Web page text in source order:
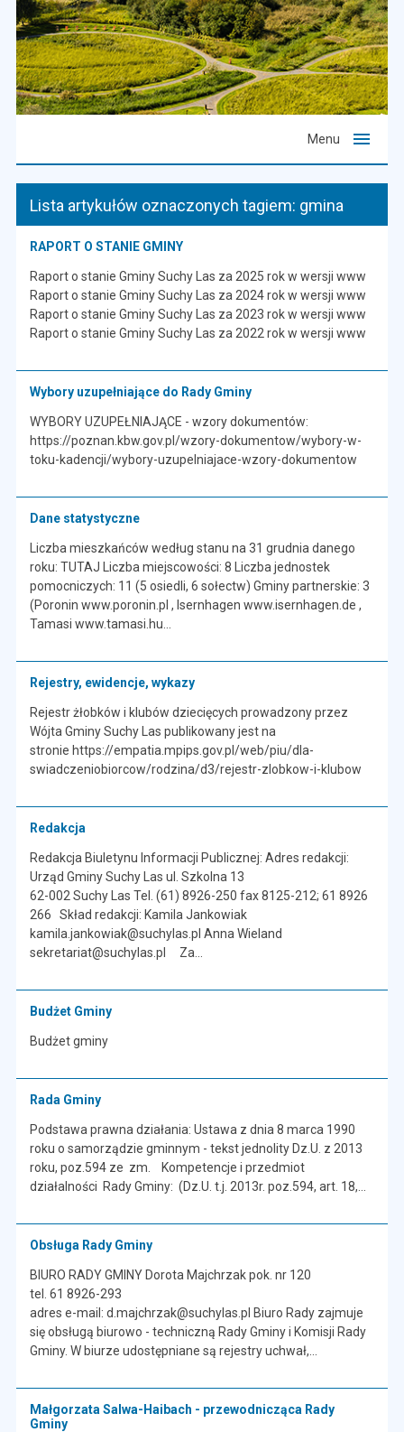
Menu
Lista artykułów oznaczonych tagiem: gmina
RAPORT O STANIE GMINY
Raport o stanie Gminy Suchy Las za 2025 rok w wersji www
Raport o stanie Gminy Suchy Las za 2024 rok w wersji www
Raport o stanie Gminy Suchy Las za 2023 rok w wersji www
Raport o stanie Gminy Suchy Las za 2022 rok w wersji www
Wybory uzupełniające do Rady Gminy
WYBORY UZUPEŁNIAJĄCE - wzory dokumentów:
https://poznan.kbw.gov.pl/wzory-dokumentow/wybory-w-
toku-kadencji/wybory-uzupelniajace-wzory-dokumentow
Dane statystyczne
Liczba mieszkańców według stanu na 31 grudnia danego
roku: TUTAJ Liczba miejscowości: 8 Liczba jednostek
pomocniczych: 11 (5 osiedli, 6 sołectw) Gminy partnerskie: 3
(Poronin www.poronin.pl , Isernhagen www.isernhagen.de ,
Tamasi www.tamasi.hu...
Rejestry, ewidencje, wykazy
Rejestr żłobków i klubów dziecięcych prowadzony przez
Wójta Gminy Suchy Las publikowany jest na
stronie https://empatia.mpips.gov.pl/web/piu/dla-
swiadczeniobiorcow/rodzina/d3/rejestr-zlobkow-i-klubow
Redakcja
Redakcja Biuletynu Informacji Publicznej: Adres redakcji:
Urząd Gminy Suchy Las ul. Szkolna 13
62-002 Suchy Las Tel. (61) 8926-250 fax 8125-212; 61 8926
266 Skład redakcji: Kamila Jankowiak
kamila.jankowiak@suchylas.pl Anna Wieland
sekretariat@suchylas.pl Za...
Budżet Gminy
Budżet gminy
Rada Gminy
Podstawa prawna działania: Ustawa z dnia 8 marca 1990
roku o samorządzie gminnym - tekst jednolity Dz.U. z 2013
roku, poz.594 ze zm. Kompetencje i przedmiot
działalności Rady Gminy: (Dz.U. t.j. 2013r. poz.594, art. 18,...
Obsługa Rady Gminy
BIURO RADY GMINY Dorota Majchrzak pok. nr 120
tel. 61 8926-293
adres e-mail: d.majchrzak@suchylas.pl Biuro Rady zajmuje
się obsługą biurowo - techniczną Rady Gminy i Komisji Rady
Gminy. W biurze udostępniane są rejestry uchwał,...
Małgorzata Salwa-Haibach - przewodnicząca Rady
Gminy